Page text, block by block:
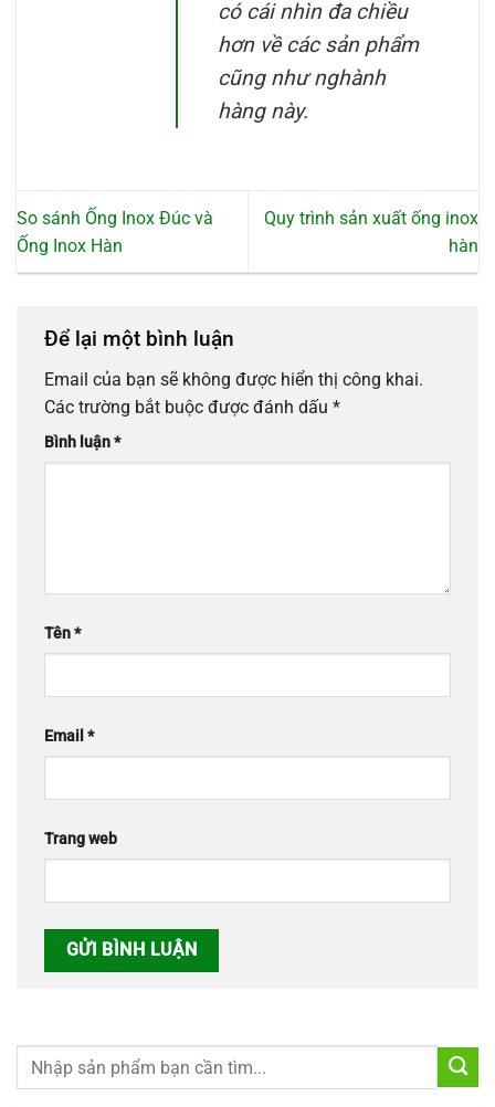
có cái nhìn đa chiều
hơn về các sản phẩm
cũng như nghành
hàng này.
So sánh Ống Inox Đúc và
Ống Inox Hàn
Quy trình sản xuất ống inox
hàn
Để lại một bình luận
Email của bạn sẽ không được hiển thị công khai.
Các trường bắt buộc được đánh dấu *
Bình luận*
Tên*
Email *
Trang web